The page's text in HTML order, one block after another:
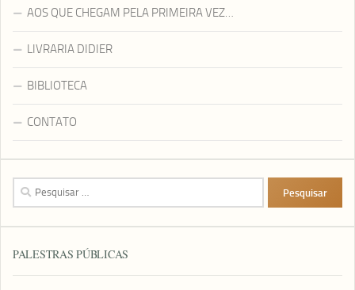
AOS QUE CHEGAM PELA PRIMEIRA VEZ…
LIVRARIA DIDIER
BIBLIOTECA
CONTATO
Pesquisar
por:
PALESTRAS PÚBLICAS